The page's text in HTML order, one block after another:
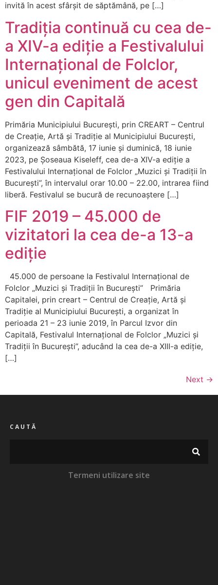
invită în acest sfârșit de săptămână, pe […]
Tradiția continuă cu cea de-
a XIV-a ediție a Festivalului
Internațional de Folclor,
unicul eveniment de acest
gen din Capitală
Primăria Municipiului București, prin CREART – Centrul
de Creație, Artă și Tradiție al Municipiului București,
organizează sâmbătă, 17 iunie și duminică, 18 iunie
2023, pe Șoseaua Kiseleff, cea de-a XIV-a ediție a
Festivalului Internațional de Folclor „Muzici și Tradiții în
București”, în intervalul orar 10.00 – 22.00, intrarea fiind
liberă. Festivalul se bucură de recunoaștere […]
FIF 2019 – 45.000 de
vizitatori la cea de-a 13-a
ediție
45.000 de persoane la Festivalul Internațional de
Folclor „Muzici și Tradiții în București” Primăria
Capitalei, prin creart – Centrul de Creație, Artă și
Tradiție al Municipiului București, a organizat în
perioada 21 – 23 iunie 2019, în Parcul Izvor din
Capitală, Festivalul Internațional de Folclor „Muzici și
Tradiții în București”, aducând la cea de-a XIII-a ediție,
[…]
Next →
CAUTĂ
Termeni utilizare site